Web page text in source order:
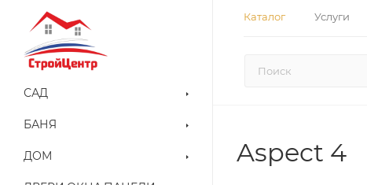
Каталог Услуги
САД
БАНЯ
ДОМ Aspect 4